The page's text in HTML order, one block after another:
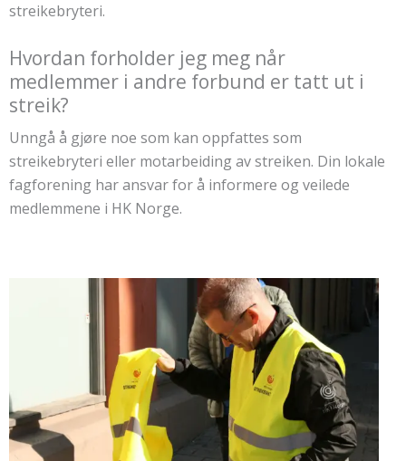
streikebryteri.
Hvordan forholder jeg meg når
medlemmer i andre forbund er tatt ut i
streik?
Unngå å gjøre noe som kan oppfattes som
streikebryteri eller motarbeiding av streiken. Din lokale
fagforening har ansvar for å informere og veilede
medlemmene i HK Norge.